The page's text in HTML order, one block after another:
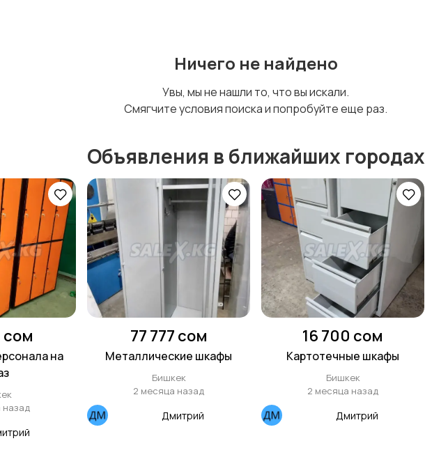
Ничего не найдено
Увы, мы не нашли то, что вы искали.
Смягчите условия поиска и попробуйте еще раз.
Объявления в ближайших городах
сом
на
назад
77 777 сом
Металлические шкафы
Бишкек
2 месяца назад
Дмитрий
16 700 сом
Картотечные шкафы
Бишкек
2 месяца назад
Дмитрий